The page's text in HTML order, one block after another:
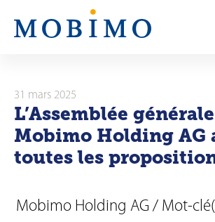
N
a
i
g
a
i
31 mars 2025
L’Assemblée
Mobimo Holding AG
toutes les
Mobimo Holding AG / Mot-